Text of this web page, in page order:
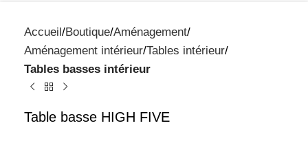
Accueil Boutique Aménagement
Aménagement intérieur Tables intérieur
Tables basses intérieur
Table basse HIGH FIVE